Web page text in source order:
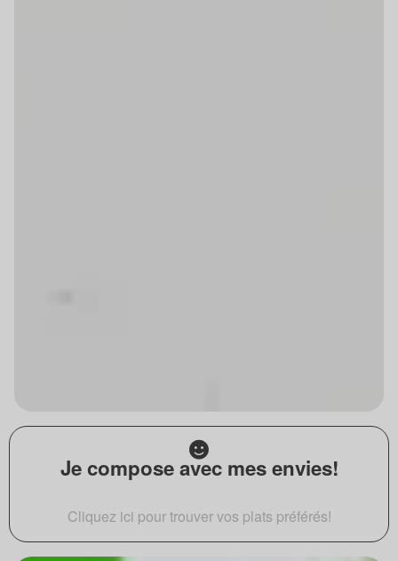
Je compose avec mes envies!
Cliquez ici pour trouver vos plats préférés!